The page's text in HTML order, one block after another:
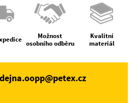
Možnost
osobního odběru
Kvalitní
materiál